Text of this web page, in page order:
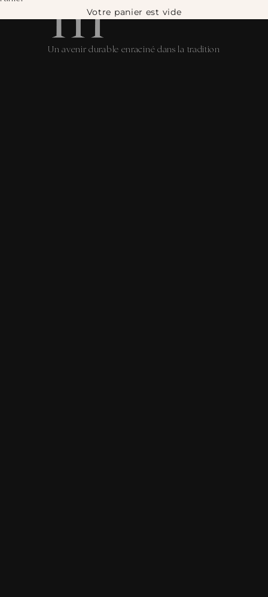
Votre panier est vide
Un avenir durable enraciné dans la tradition